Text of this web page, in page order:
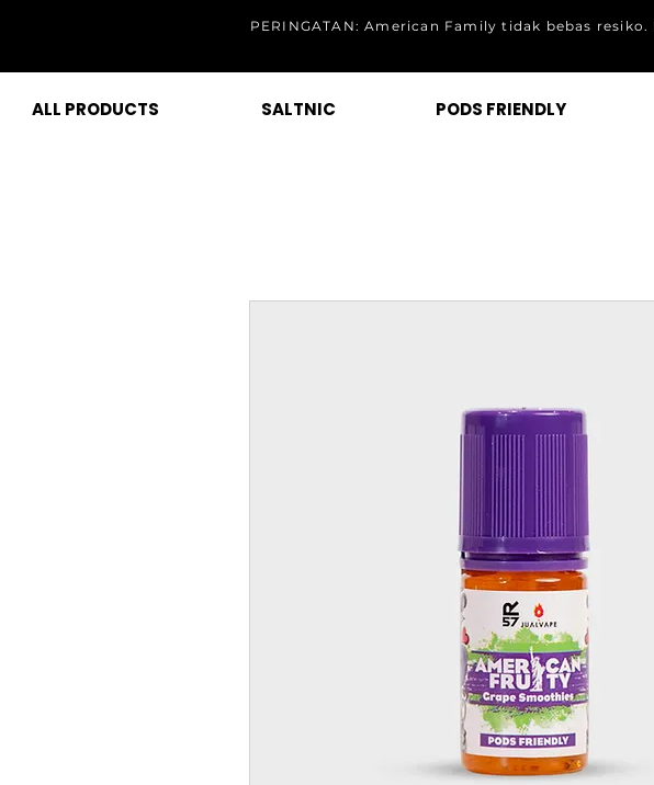
PERINGATAN: American Family tidak bebas
ALL PRODUCTS SALTNIC PODS FRIENDLY